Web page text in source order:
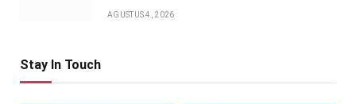
AGUSTUS 4, 2026
Stay In Touch